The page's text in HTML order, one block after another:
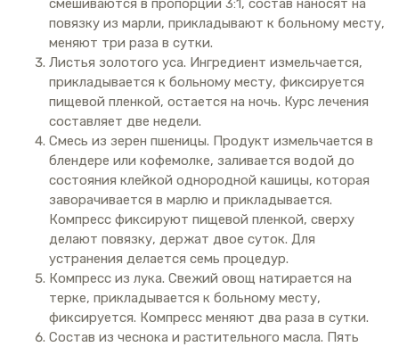
повязку из марли, прикладывают к больному месту,
меняют три раза в сутки.
Листья золотого уса. Ингредиент измельчается,
прикладывается к больному месту, фиксируется
пищевой пленкой, остается на ночь. Курс лечения
составляет две недели.
Смесь из зерен пшеницы. Продукт измельчается в
блендере или кофемолке, заливается водой до
состояния клейкой однородной кашицы, которая
заворачивается в марлю и прикладывается.
Компресс фиксируют пищевой пленкой, сверху
делают повязку, держат двое суток. Для
устранения делается семь процедур.
Компресс из лука. Свежий овощ натирается на
терке, прикладывается к больному месту,
фиксируется. Компресс меняют два раза в сутки.
Состав из чеснока и растительного масла. Пять